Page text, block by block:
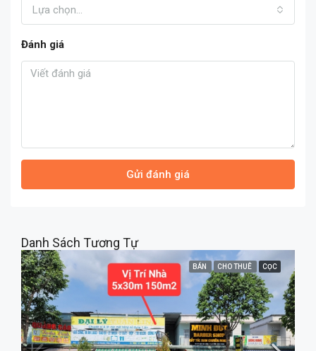
Lựa chọn...
Đánh giá
Gửi đánh giá
Danh Sách Tương Tự
BÁN CHO THUÊ CỌC